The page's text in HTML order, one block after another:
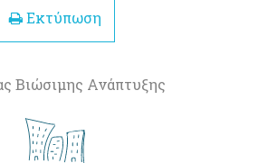
Εκτύπωση
Βιώσιμης Ανάπτυξης